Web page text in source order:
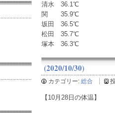
清水 36.1℃
関 35.9℃
坂田 36.5℃
松田 35.7℃
塚本 36.3℃
(2020/10/30)
カテゴリー: 総合
【10月28日の体温】